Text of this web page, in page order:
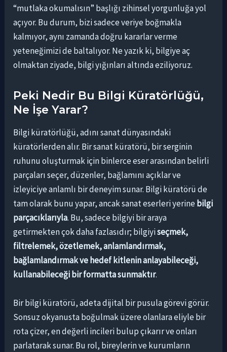
“mutlaka okumalısın” başlığı zihinsel yorgunluğa yol
açıyor. Bu durum, bizi sadece veriye boğmakla
kalmıyor, aynı zamanda doğru kararlar verme
yeteneğimizi de baltalıyor. Ne yazık ki, bilgiye aç
olmaktan ziyade, bilgi yığınları altında eziliyoruz.
Peki Nedir Bu Bilgi Küratörlüğü,
Ne İşe Yarar?
Bilgi küratörlüğü, adını sanat dünyasındaki
küratörlerden alır. Bir sanat küratörü, bir serginin
ruhunu oluşturmak için binlerce eser arasından belirli
parçaları seçer, düzenler, bağlamını açıklar ve
izleyiciye anlamlı bir deneyim sunar. Bilgi küratörü de
tam olarak bunu yapar, ancak sanat eserleri yerine bilgi
parçacıklarıyla. Bu, sadece bilgiyi bir araya
getirmekten çok daha fazlasıdır; bilgiyiseçmek,
filtrelemek, özetlemek, anlamlandırmak,
bağlamlandırmak ve hedef kitlenin anlayabileceği,
kullanabileceği bir formatta sunmaktır.
Bir bilgi küratörü, adeta dijital bir pusula görevi görür.
Sonsuz okyanusta boğulmak üzere olanlara eliyle bir
rota çizer, en değerli incileri bulup çıkarır ve onları
parlatarak sunar. Bu rol, bireylerin ve kurumların